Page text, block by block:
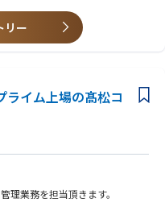
リー
ライム上場の髙松コ
理業務を担当頂きます。